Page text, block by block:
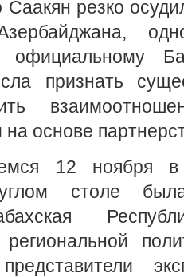
Саакян резко
официальному
признать
на основе
12 ноября
столе